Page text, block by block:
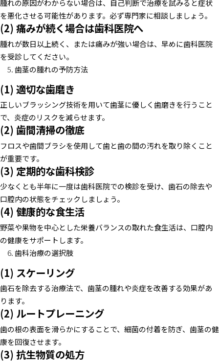
腫れの原因がわからない場合は、自己判断で治療を試みると症状
を悪化させる可能性があります。必ず専門家に相談しましょう。
(2) 痛みが続く場合は歯科医院へ
腫れが数日以上続く、または痛みが強い場合は、早めに歯科医院
を受診してください。
歯茎の腫れの予防方法
(1) 適切な歯磨き
正しいブラッシング技術を用いて歯茎に優しく歯磨きを行うこと
で、炎症のリスクを減らせます。
(2) 歯間清掃の徹底
フロスや歯間ブラシを使用して歯と歯の間の汚れを取り除くこと
が重要です。
(3) 定期的な歯科検診
少なくとも半年に一度は歯科医院での検診を受け、歯石の除去や
口腔内の状態をチェックしましょう。
(4) 健康的な食生活
野菜や果物を中心とした栄養バランスの取れた食生活は、口腔内
の健康をサポートします。
歯科治療の選択肢
(1) スケーリング
歯石を除去する治療法で、歯茎の腫れや炎症を改善する効果があ
ります。
(2) ルートプレーニング
歯の根の表面を滑らかにすることで、細菌の付着を防ぎ、歯茎の健
康を回復させます。
(3) 抗生物質の処方